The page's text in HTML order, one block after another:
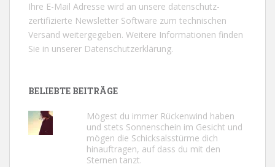
Ihre E-Mail Adresse wird an unsere datenschutz-
zertifizierte Newsletter Software zum technischen
Versand weitergegeben. Weitere Informationen finden
Sie in unserer Datenschutzerklärung.
BELIEBTE BEITRÄGE
Mögest du immer Rückenwind haben
und stets Sonnenschein im Gesicht und
mögen die Schicksalsstürme dich
hinauftragen, auf dass du mit den
Sternen tanzt.